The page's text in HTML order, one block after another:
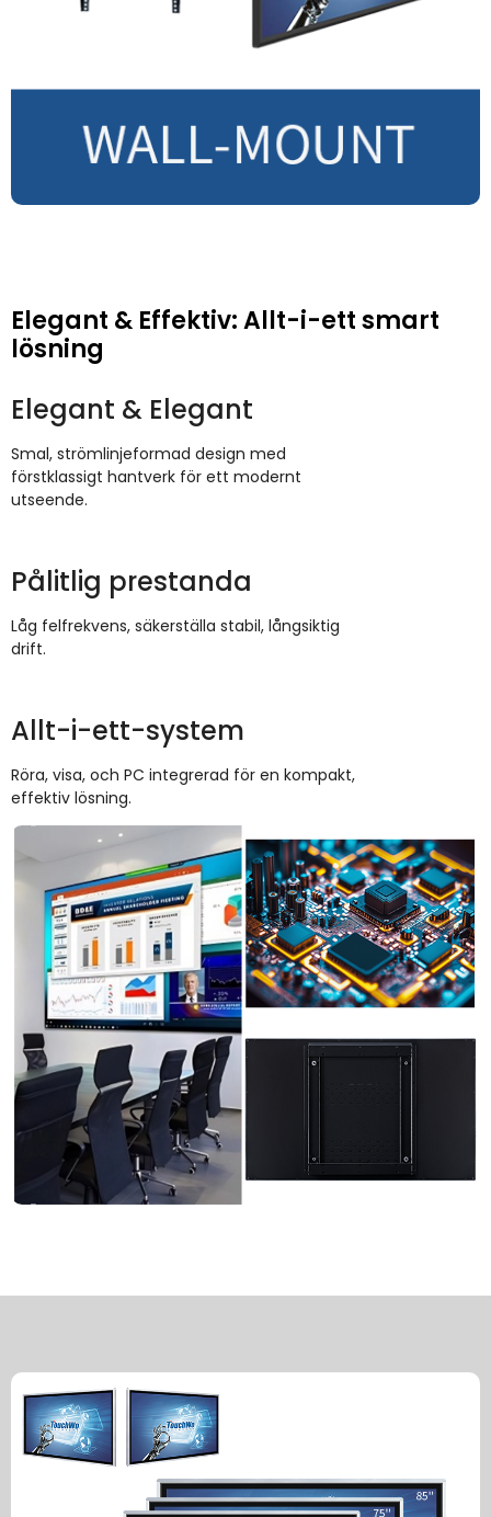
Elegant & Effektiv: Allt-i-ett smart
lösning
Elegant & Elegant
Smal, strömlinjeformad design med
förstklassigt hantverk för ett modernt
utseende.
Pålitlig prestanda
Låg felfrekvens, säkerställa stabil, långsiktig
drift.
Allt-i-ett-system
Röra, visa, och PC integrerad för en kompakt,
effektiv lösning.